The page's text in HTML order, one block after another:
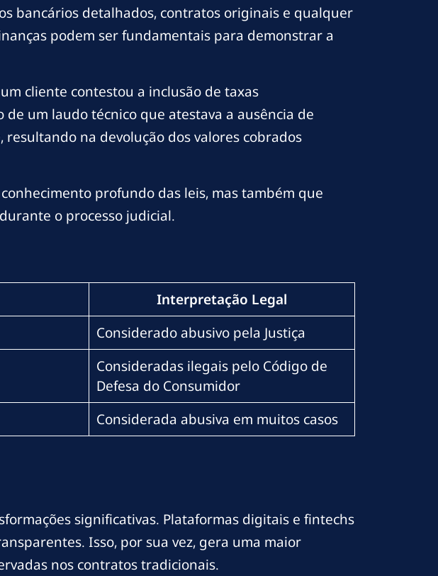
bancários detalhados, contratos originais e qualquer
podem ser fundamentais para demonstrar a
cliente contestou a inclusão de taxas
um laudo técnico que atestava a ausência de
na devolução dos valores cobrados
profundo das leis, mas também que
o processo judicial.
Interpretação Legal
Considerado abusivo pela Justiça
Consideradas ilegais pelo Código de
Defesa do Consumidor
Considerada abusiva em muitos casos
significativas. Plataformas digitais e fintechs
Isso, por sua vez, gera uma maior
nos contratos tradicionais.